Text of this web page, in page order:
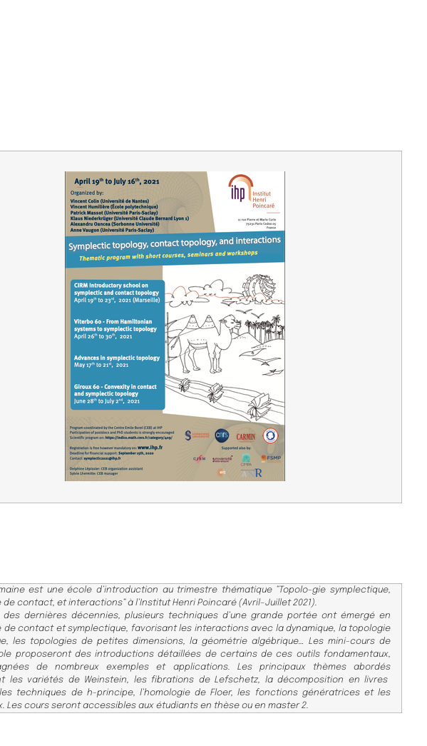
est une école d’introduction au trimestre thématique ”Topolo-gie symplectique,
de contact, et interactions” à l’Institut Henri Poincaré (Avril–Juillet 2021).
des dernières décennies, plusieurs techniques d’une grande portée ont émergé en
de contact et symplectique, favorisant les interactionsavec la dynamique, la topologie
les topologies de petites dimensions, la géométrie algébrique… Les mini-cours de
proposeront des introductions détaillées de certains de ces outils fondamentaux,
de nombreux exemples et applications. Les principaux thèmes abordés
les variétés de Weinstein, les fibrations de Lefschetz, la décomposition en livres
techniques de h-principe, l’homologie de Floer, les
fonctions génératrices et les
Les cours seront accessibles aux étudiants en thèse ou en master 2.